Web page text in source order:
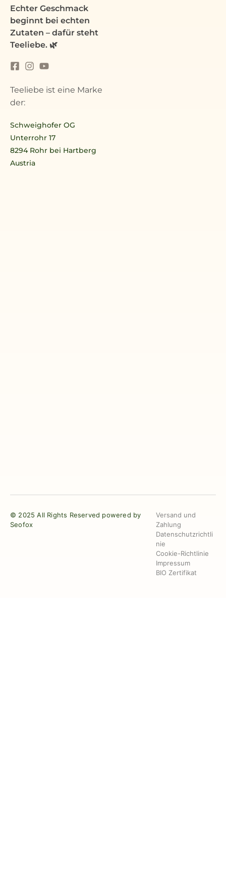
Echter Geschmack
beginnt bei echten
Zutaten – dafür steht
Teeliebe. 🌿
Teeliebe ist eine Marke
der:
Schweighofer OG
Unterrohr 17
8294 Rohr bei Hartberg
Austria
© 2025 All Rights Reserved powered by
Seofox
Versand und
Zahlung
Datenschutzrichtli
nie
Cookie-Richtlinie
Impressum
BIO Zertifikat